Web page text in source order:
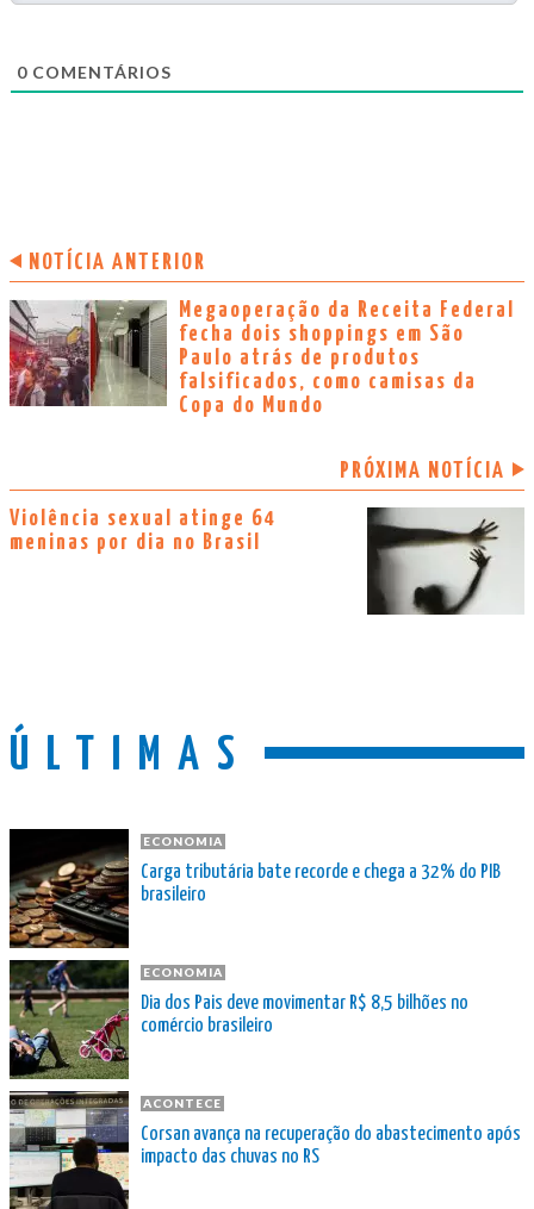
0 COMENTÁRIOS
NOTÍCIA ANTERIOR
Megaoperação da Receita Federal
fecha dois shoppings em São
Paulo atrás de produtos
falsificados, como camisas da
Copa do Mundo
PRÓXIMA NOTÍCIA
Violência sexual atinge 64
meninas por dia no Brasil
ÚLTIMAS
ECONOMIA
Carga tributária bate recorde e chega a 32% do PIB
brasileiro
ECONOMIA
Dia dos Pais deve movimentar R$ 8,5 bilhões no
comércio brasileiro
ACONTECE
Corsan avança na recuperação do abastecimento após
impacto das chuvas no RS